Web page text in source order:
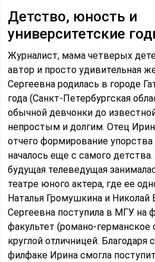
Детство, юность и
университетские
Журналист, мама четверых
автор и просто удивительная
Сергеевна родилась в городе
года (Санкт-Петербургская
обычной девчонки до
непростым и долгим. Отец
отчего формирование
началось еще с самого
будущая телеведущая
театре юного актера, где ее
Наталья Громушкина и
Сергеевна поступила в МГУ на
факультет (романо-германское
круглой отличницей.
филфаке Ирина смогла